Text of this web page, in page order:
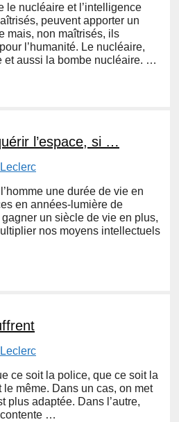
le nucléaire et l’intelligence
peuvent apporter un
mais, non maîtrisés, ils
l’humanité. Le nucléaire,
et aussi la bombe nucléaire. …
l’espace, si …
une durée de vie en
en années-lumière de
gagner un siècle de vie en plus,
nos moyens intellectuels
ce soit la police, que ce soit la
même. Dans un cas, on met
plus adaptée. Dans l’autre,
contente …